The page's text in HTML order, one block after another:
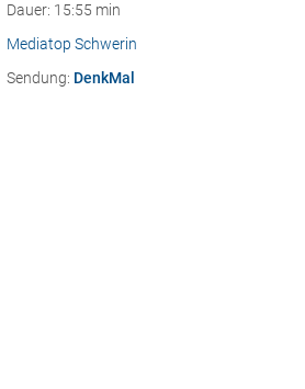
Dauer: 15:55 min
Mediatop Schwerin
Sendung: DenkMal